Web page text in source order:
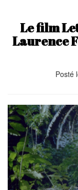
Le film
Laurence
Posté